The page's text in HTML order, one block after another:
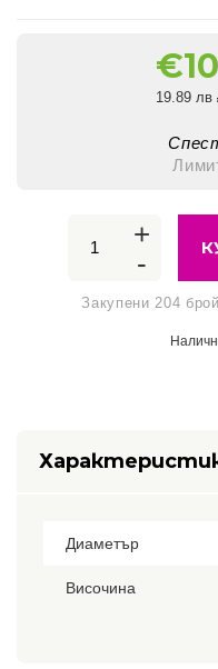
€
19.89 лв
+
-
Закупени 204
Диаметър
Височина